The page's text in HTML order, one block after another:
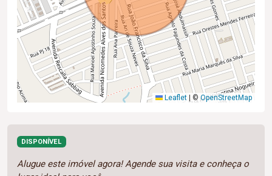
Leaflet © OpenStreetMap
DISPONÍVEL
Alugue este imóvel agora! Agende sua visita e conheça o